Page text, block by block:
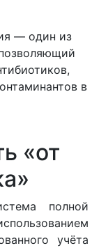
— один из
в
«от
полной
учёта